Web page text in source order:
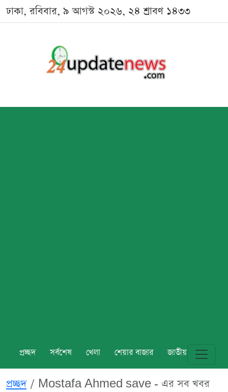
ঢাকা, রবিবার, ৯ আগস্ট ২০২৬, ২৪ শ্রাবণ ১৪৩৩
প্রচ্ছদ সর্বশেষ খেলা শেয়ার বাজার জাতীয় বিশ্ব
প্রচ্ছদ Mostafa Ahmed save - এর সব খবর